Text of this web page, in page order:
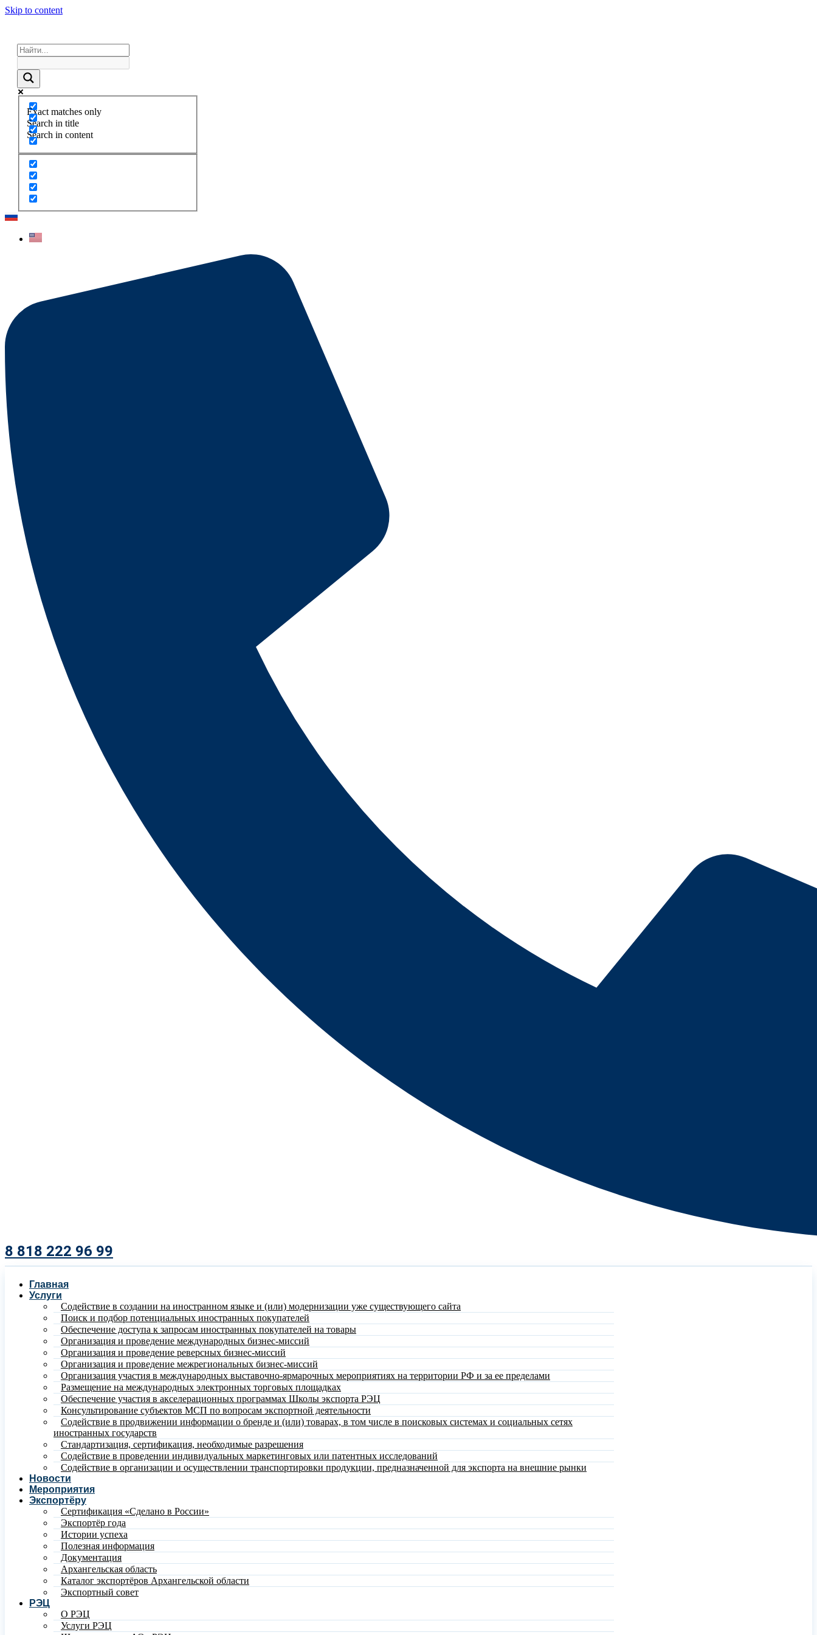
Skip to content
Exact matches only
Search in title
Search in content
8 818 222 96 99​
Главная
Услуги
Содействие в создании на иностранном языке и (или) модернизации уже существующего сайта
Поиск и подбор потенциальных иностранных покупателей
Обеспечение доступа к запросам иностранных покупателей на товары
Организация и проведение международных бизнес-миссий
Организация и проведение реверсных бизнес-миссий
Организация и проведение межрегиональных бизнес-миссий
Организация участия в международных выставочно-ярмарочных мероприятиях на территории РФ и за ее пределами
Размещение на международных электронных торговых площадках
Обеспечение участия в акселерационных программах Школы экспорта РЭЦ
Консультирование субъектов МСП по вопросам экспортной деятельности
Содействие в продвижении информации о бренде и (или) товарах, в том числе в поисковых системах и социальных сетях
иностранных государств
Стандартизация, сертификация, необходимые разрешения
Содействие в проведении индивидуальных маркетинговых или патентных исследований
Содействие в организации и осуществлении транспортировки продукции, предназначенной для экспорта на внешние рынки
Новости
Мероприятия
Экспортёру
Сертификация «Сделано в России»
Экспортёр года
Истории успеха
Полезная информация
Документация
Архангельская область
Каталог экспортёров Архангельской области
Экспортный совет
РЭЦ
О РЭЦ
Услуги РЭЦ